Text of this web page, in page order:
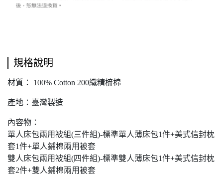
規格說明
材質： 100% Cotton 200織精梳棉
產地：臺灣製造
內容物：
單人床包兩用被組(三件組)-標準單人薄床包1件+美式信封枕
套1件+單人鋪棉兩用被套
雙人床包兩用被組(四件組)-標準雙人薄床包1件+美式信封枕
套2件+雙人鋪棉兩用被套